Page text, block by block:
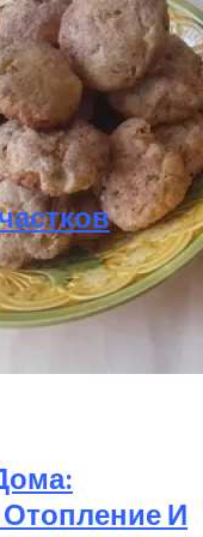
Распределением
С Яблоками Для
И